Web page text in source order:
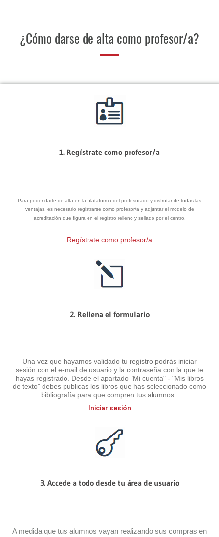
¿Cómo darse de alta como profesor/a?
1. Regístrate como profesor/a
Para poder darte de alta en la plataforma del profesorado y disfrutar de todas las
ventajas, es necesario registrarse como profesor/a y adjuntar el modelo de
acreditación que figura en el registro relleno y sellado por el centro.
Regístrate como profesor/a
2. Rellena el formulario
Una vez que hayamos validado tu registro podrás iniciar
sesión con el e-mail de usuario y la contraseña con la que te
hayas registrado. Desde el apartado "Mi cuenta" - "Mis libros
de texto" debes publicas los libros que has seleccionado como
bibliografía para que compren tus alumnos.
Iniciar sesión
3. Accede a todo desde tu área de usuario
A medida que tus alumnos vayan realizando sus compras en